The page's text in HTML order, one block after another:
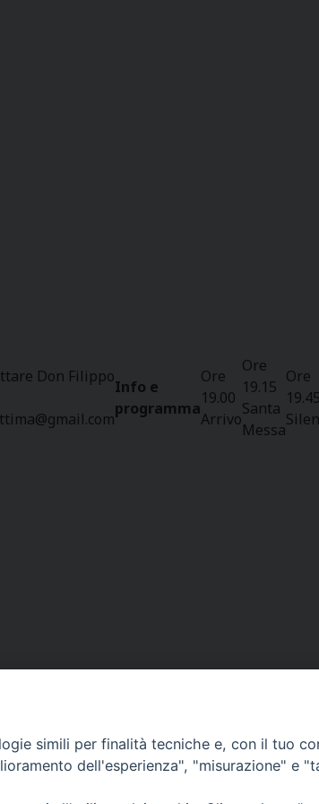
Don Filippo
Info e
programma
Ore
19.00
Arrivo
Ore
19.15
Santa
Messa
Ore
19.45
Curia Massa Marittima:
P.zza Garibaldi 1 Tel: 0566 902039
simili per finalità tecniche e, con il tuo
dell'esperienza", "misurazione" e